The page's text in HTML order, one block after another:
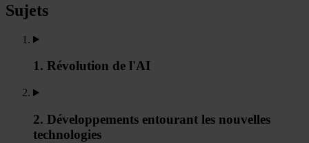
Sujets
1. Révolution de l'AI
2. Développements entourant les nouvelles
technologies